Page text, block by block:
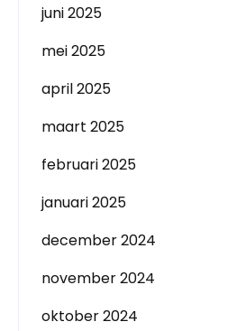
juni 2025
mei 2025
april 2025
maart 2025
februari 2025
januari 2025
december 2024
november 2024
oktober 2024